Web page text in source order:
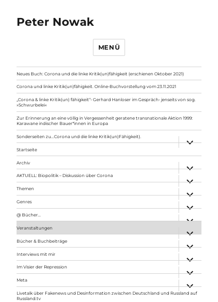
Peter Nowak
MENÜ
Neues Buch: Corona und die linke Kritik(un)fähigkeit (erschienen Oktober 2021)
Corona und linke Kritik(un)fähigkeit. Online-Buchvorstellung vom 23.11.2021
„Corona & linke Kritik(un) fähigkeit“- Gerhard Hanloser im Gespräch- jenseits von sog.
»Schwurbelei«
Zur Erinnerung an eine völlig in Vergessenheit geratene transnationale Aktion 1999:
Karawane indischer Bauer*innen in Europa
Sonderseiten zu…Corona und die linke Kritik(un)Fähigkeit).
anzeigen
Startseite
Archiv
anzeigen
AKTUELL: Biopolitik – Diskussion über Corona
anzeigen
Themen
anzeigen
Genres
anzeigen
@ Bücher…
Veranstaltungen
anzeigen
Bücher & Buchbeiträge
anzeigen
Interviews mit mir
anzeigen
Im Visier der Repression
anzeigen
Meta
anzeigen
Livetalk über Fakenews und Desinformation zwischen Deutschland und Russland auf
Russland.tv